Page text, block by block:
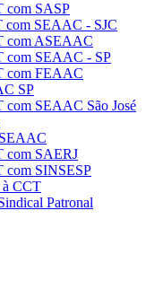
com SASP
com SEAAC - SJC
com ASEAAC
com SEAAC - SP
com FEAAC
SP
com SEAAC São José
com SAERJ
com SINSESP
à CCT
Patronal